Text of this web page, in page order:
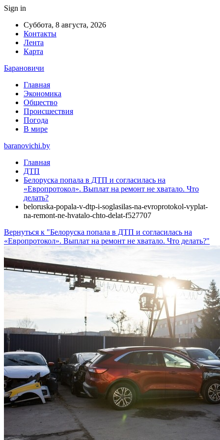
Sign in
Суббота, 8 августа, 2026
Контакты
Лента
Карта
Барановичи
Главная
Экономика
Общество
Происшествия
Погода
В мире
baranovichi.by
Главная
ДТП
Белоруска попала в ДТП и согласилась на
«Европротокол». Выплат на ремонт не хватало. Что
делать?
beloruska-popala-v-dtp-i-soglasilas-na-evroprotokol-vyplat-
na-remont-ne-hvatalo-chto-delat-f527707
Вернуться к "Белоруска попала в ДТП и согласилась на
«Европротокол». Выплат на ремонт не хватало. Что делать?"